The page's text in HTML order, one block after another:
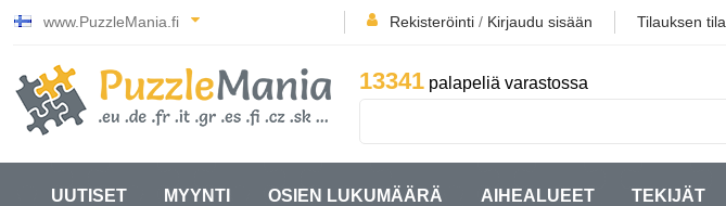
www.PuzzleMania.fi Rekisteröinti / Kirjaudu sisään Tilauksen tila
13341 palapeliä varastossa
UUTISET MYYNTI OSIEN LUKUMÄÄRÄ AIHEALUEET TEKIJÄT